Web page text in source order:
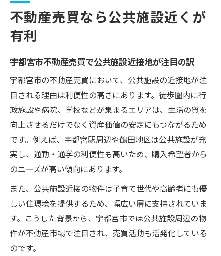
不動産売買なら公共施設近くが
有利
宇都宮市不動産売買で公共施設近接地が注目の訳
宇都宮市の不動産売買において、公共施設の近接地が注
目される理由は利便性の高さにあります。徒歩圏内に行
政施設や病院、学校などが集まるエリアは、生活の質を
向上させるだけでなく資産価値の安定にもつながるため
です。例えば、宇都宮駅周辺や鶴田地区は公共施設が充
実し、通勤・通学の利便性も高いため、購入希望者から
のニーズが高い傾向にあります。
また、公共施設近接の物件は子育て世代や高齢者にも優
しい住環境を提供するため、幅広い層に支持されていま
す。こうした背景から、宇都宮市では公共施設周辺の物
件が不動産市場で注目され、売買活動も活発化している
のです。